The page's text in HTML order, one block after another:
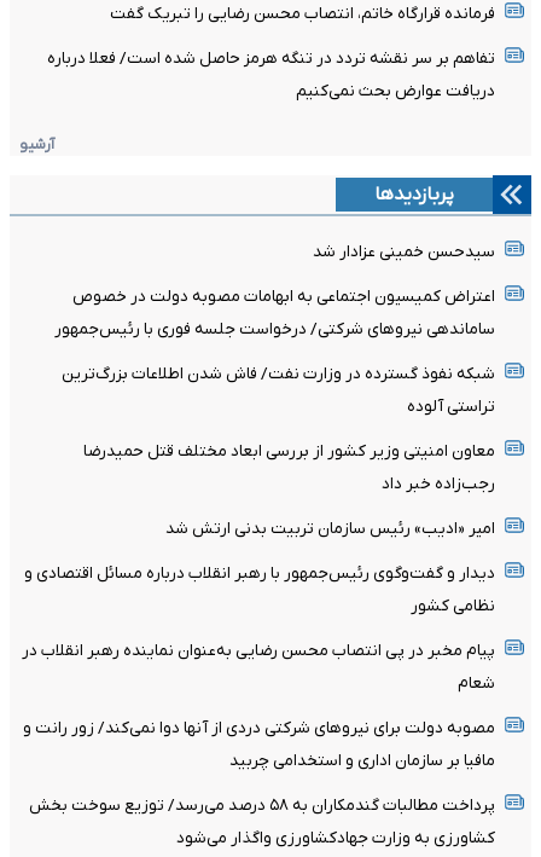
فرمانده قرارگاه خاتم، انتصاب محسن رضایی را تبریک گفت
تفاهم بر سر نقشه تردد در تنگه هرمز حاصل شده است/ فعلا درباره
دریافت عوارض بحث نمی‌کنیم
آرشیو
پربازدیدها
سیدحسن خمینی عزادار شد
اعتراض کمیسیون اجتماعی به ابهامات مصوبه دولت در خصوص
ساماندهی نیروهای شرکتی/ درخواست جلسه فوری با رئیس‌جمهور
شبکه نفوذ گسترده در وزارت نفت/ فاش شدن اطلاعات بزرگ‌ترین
تراستی‌ آلوده
معاون امنیتی وزیر کشور از بررسی ابعاد مختلف قتل حمیدرضا
رجب‌زاده خبر داد
امیر «ادیب» رئیس سازمان تربیت بدنی ارتش شد
دیدار و گفت‌وگوی رئیس‌جمهور با رهبر انقلاب درباره مسائل اقتصادی و
نظامی کشور
پیام مخبر در پی انتصاب محسن رضایی به‌عنوان نماینده رهبر انقلاب در
شعام
مصوبه دولت برای نیروهای شرکتی دردی از آنها دوا نمی‌کند/ زور رانت و
مافیا بر سازمان اداری و استخدامی چربید
پرداخت مطالبات گندمکاران به ۵۸ درصد می‌رسد/ توزیع سوخت بخش
کشاورزی به وزارت جهادکشاورزی واگذار می‌شود